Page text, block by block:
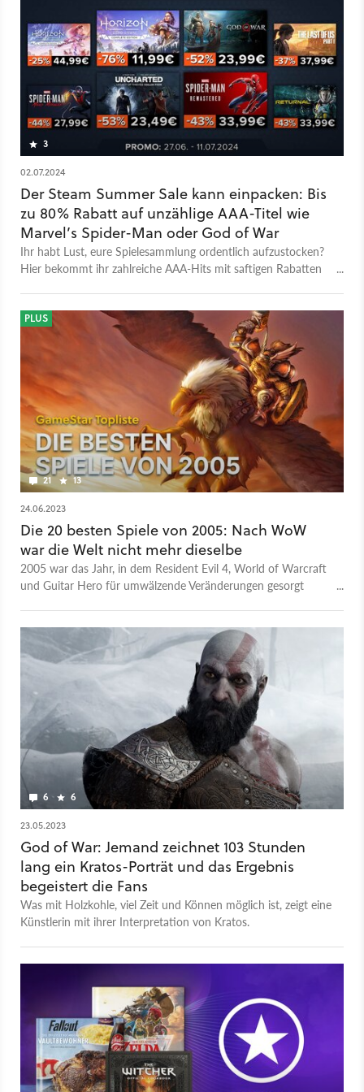
Action-Plattformer spielt ihr den jungen Kratos, der mit
seinem Bruder Deimos trainiert. Dabei kämpft ihr mit Speer
und Schild und mächtigen Gaben des Olymps. Sons of Sparta
kann ab sofort auf der PlayStaion 5 erworben und gespielt
werden.
3
02.07.2024
Der Steam Summer Sale kann einpacken: Bis
zu 80% Rabatt auf unzählige AAA-Titel wie
Marvel’s Spider-Man oder God of War
Ihr habt Lust, eure Spielesammlung ordentlich aufzustocken?
Hier bekommt ihr zahlreiche AAA-Hits mit saftigen Rabatten
21 13
PLUS
24.06.2023
Die 20 besten Spiele von 2005: Nach WoW
war die Welt nicht mehr dieselbe
2005 war das Jahr, in dem Resident Evil 4, World of Warcraft
und Guitar Hero für umwälzende Veränderungen gesorgt
6 6
23.05.2023
God of War: Jemand zeichnet 103 Stunden
lang ein Kratos-Porträt und das Ergebnis
begeistert die Fans
Was mit Holzkohle, viel Zeit und Können möglich ist, zeigt eine
Künstlerin mit ihrer Interpretation von Kratos.